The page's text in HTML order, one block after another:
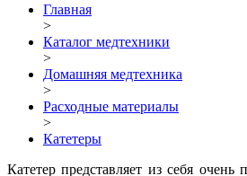
Главная
>
Каталог медтехники
>
Домашняя медтехника
>
Расходные материалы
>
Катетеры
Катетер представляет из себя очень